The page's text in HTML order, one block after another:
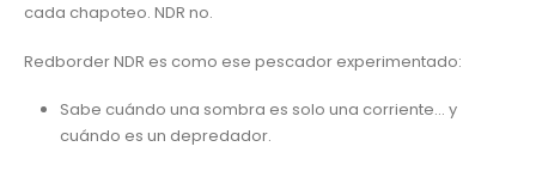
cada chapoteo. NDR no.
Redborder NDR es como ese pescador experimentado:
Sabe cuándo una sombra es solo una corriente… y
cuándo es un depredador.